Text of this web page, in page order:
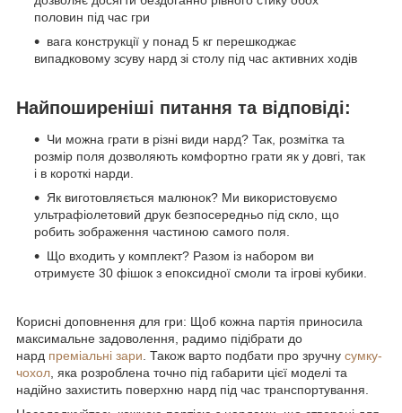
половин під час гри
вага конструкції у понад 5 кг перешкоджає
випадковому зсуву нард зі столу під час активних ходів
Найпоширеніші питання та відповіді:
Чи можна грати в різні види нард? Так, розмітка та
розмір поля дозволяють комфортно грати як у довгі, так
і в короткі нарди.
Як виготовляється малюнок? Ми використовуємо
ультрафіолетовий друк безпосередньо під скло, що
робить зображення частиною самого поля.
Що входить у комплект? Разом із набором ви
отримуєте 30 фішок з епоксидної смоли та ігрові кубики.
Корисні доповнення для гри: Щоб кожна партія приносила
максимальне задоволення, радимо підібрати до
нард преміальні зари. Також варто подбати про зручну сумку-
чохол, яка розроблена точно під габарити цієї моделі та
надійно захистить поверхню нард під час транспортування.